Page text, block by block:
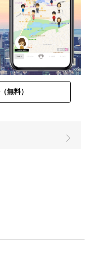
無料）